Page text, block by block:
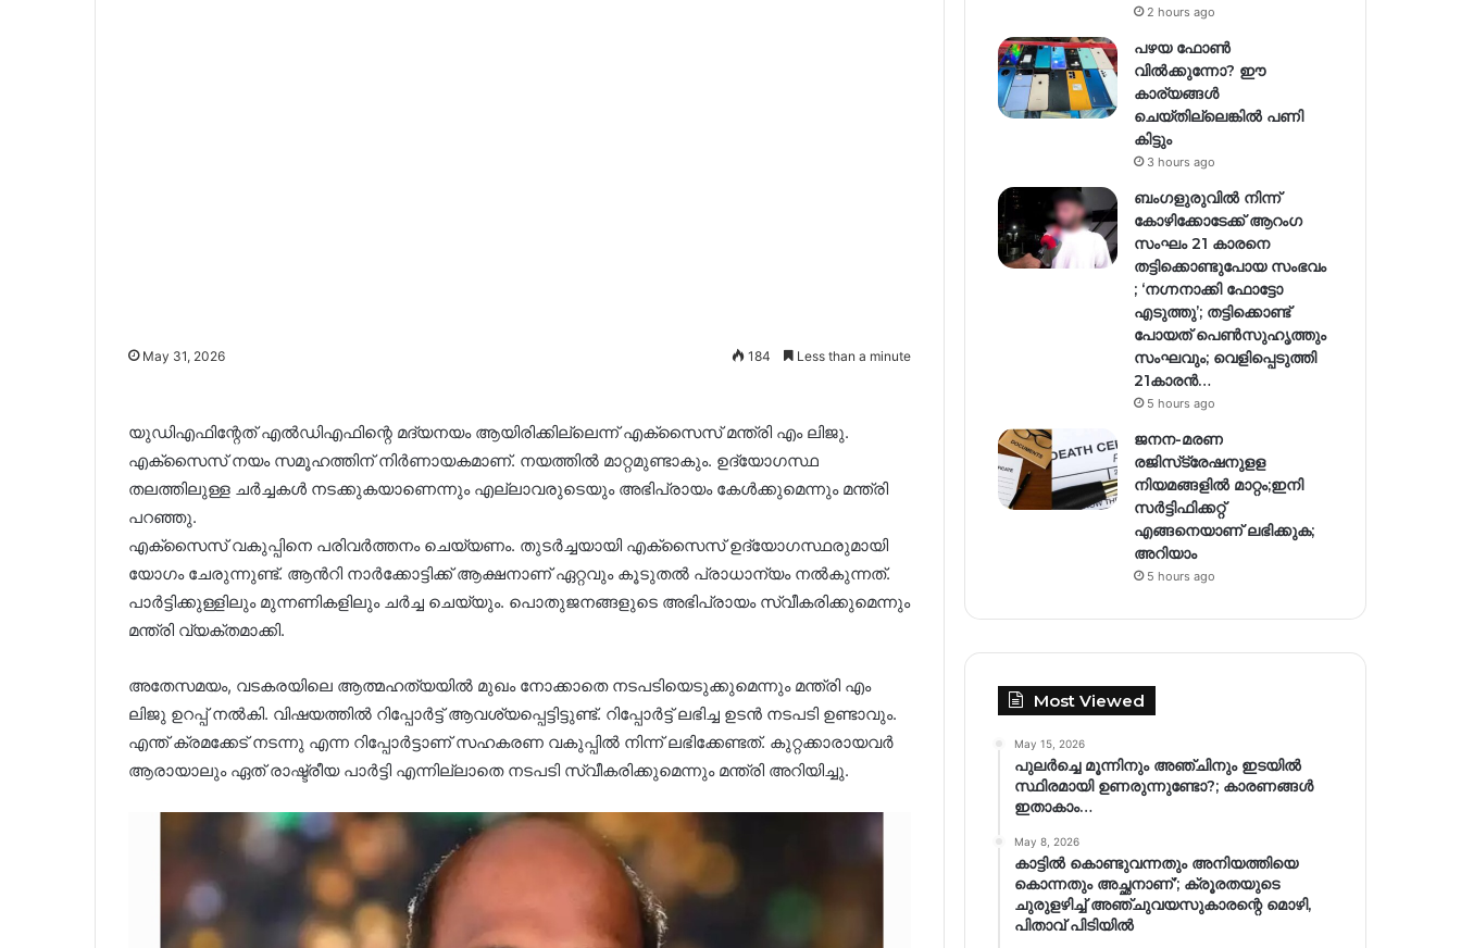
May 31, 2026 184 Less than a minute
യുഡിഎഫിന്റേത് എൽഡിഎഫിന്റെ മദ്യനയം ആയിരിക്കില്ലെന്ന് എക്സൈസ് മന്ത്രി എം ലിജു.
എക്സൈസ് നയം സമൂഹത്തിന് നിർണായകമാണ്. നയത്തിൽ മാറ്റമുണ്ടാകും. ഉദ്യോഗസ്ഥ
തലത്തിലുള്ള ചർച്ചകൾ നടക്കുകയാണെന്നും എല്ലാവരുടെയും അഭിപ്രായം കേൾക്കുമെന്നും മന്ത്രി
പറഞ്ഞു.
എക്സൈസ് വകുപ്പിനെ പരിവർത്തനം ചെയ്യണം. തുടർച്ചയായി എക്സൈസ് ഉദ്യോഗസ്ഥരുമായി
യോഗം ചേരുന്നുണ്ട്. ആൻറി നാർക്കോട്ടിക്ക് ആക്ഷനാണ് ഏറ്റവും കൂടുതൽ പ്രാധാന്യം നൽകുന്നത്.
പാർട്ടിക്കുള്ളിലും മുന്നണികളിലും ചർച്ച ചെയ്യും. പൊതുജനങ്ങളുടെ അഭിപ്രായം സ്വീകരിക്കുമെന്നും
മന്ത്രി വ്യക്തമാക്കി.
അതേസമയം, വടകരയിലെ ആത്മഹത്യയിൽ മുഖം നോക്കാതെ നടപടിയെടുക്കുമെന്നും മന്ത്രി എം
ലിജു ഉറപ്പ് നൽകി. വിഷയത്തിൽ റിപ്പോർട്ട് ആവശ്യപ്പെട്ടിട്ടുണ്ട്. റിപ്പോർട്ട് ലഭിച്ച ഉടൻ നടപടി ഉണ്ടാവും.
എന്ത് ക്രമക്കേട് നടന്നു എന്ന റിപ്പോർട്ടാണ് സഹകരണ വകുപ്പിൽ നിന്ന് ലഭിക്കേണ്ടത്. കുറ്റക്കാരായവർ
ആരായാലും ഏത് രാഷ്ട്രീയ പാർട്ടി എന്നില്ലാതെ നടപടി സ്വീകരിക്കുമെന്നും മന്ത്രി അറിയിച്ചു.
2 hours ago
പഴയ ഫോൺ
വിൽക്കുന്നോ? ഈ
കാര്യങ്ങൾ
ചെയ്തില്ലെങ്കിൽ പണി
കിട്ടും
3 hours ago
ബംഗളുരുവിൽ നിന്ന്
കോഴിക്കോടേക്ക് ആറംഗ
സംഘം 21 കാരനെ
തട്ടിക്കൊണ്ടുപോയ സംഭവം
; ‘നഗ്നനാക്കി ഫോട്ടോ
എടുത്തു’; തട്ടിക്കൊണ്ട്
പോയത് പെണ്‍സുഹൃത്തും
സംഘവും; വെളിപ്പെടുത്തി
21കാരന്‍…
5 hours ago
ജനന-മരണ
രജിസ്‌ട്രേഷനുളള
നിയമങ്ങളില്‍ മാറ്റം;ഇനി
സര്‍ട്ടിഫിക്കറ്റ്
എങ്ങനെയാണ് ലഭിക്കുക;
അറിയാം
5 hours ago
Most Viewed
May 15, 2026
പുലർച്ചെ മൂന്നിനും അഞ്ചിനും ഇടയിൽ
സ്ഥിരമായി ഉണരുന്നുണ്ടോ?; കാരണങ്ങള്‍
ഇതാകാം…
May 8, 2026
കാട്ടിൽ കൊണ്ടുവന്നതും അനിയത്തിയെ
കൊന്നതും അച്ഛനാണ്’; ക്രൂരതയുടെ
ചുരുളഴിച്ച് അഞ്ചുവയസുകാരന്റെ മൊഴി,
പിതാവ് പിടിയിൽ